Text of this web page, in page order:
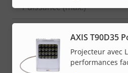
Description
Valeur de
propriété
Puissance (max.)
Tension d'entrée CC
AXIS T90D35
Projecteur avec
performances